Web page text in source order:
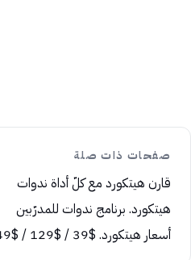
صفحات ذات صلة
قارن هيتكورد مع كلّ أداة ندوات
هيتكورد. برنامج ندوات للمدرّبين
أسعار هيتكورد. $39 / $129 / $249/شهر